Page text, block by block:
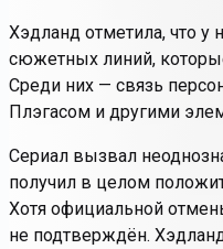
Хэдланд отметила, что у
сюжетных линий,
Среди них — связь
Плэгасом и другими
Сериал вызвал
получил в целом
Хотя официальной
не подтверждён.